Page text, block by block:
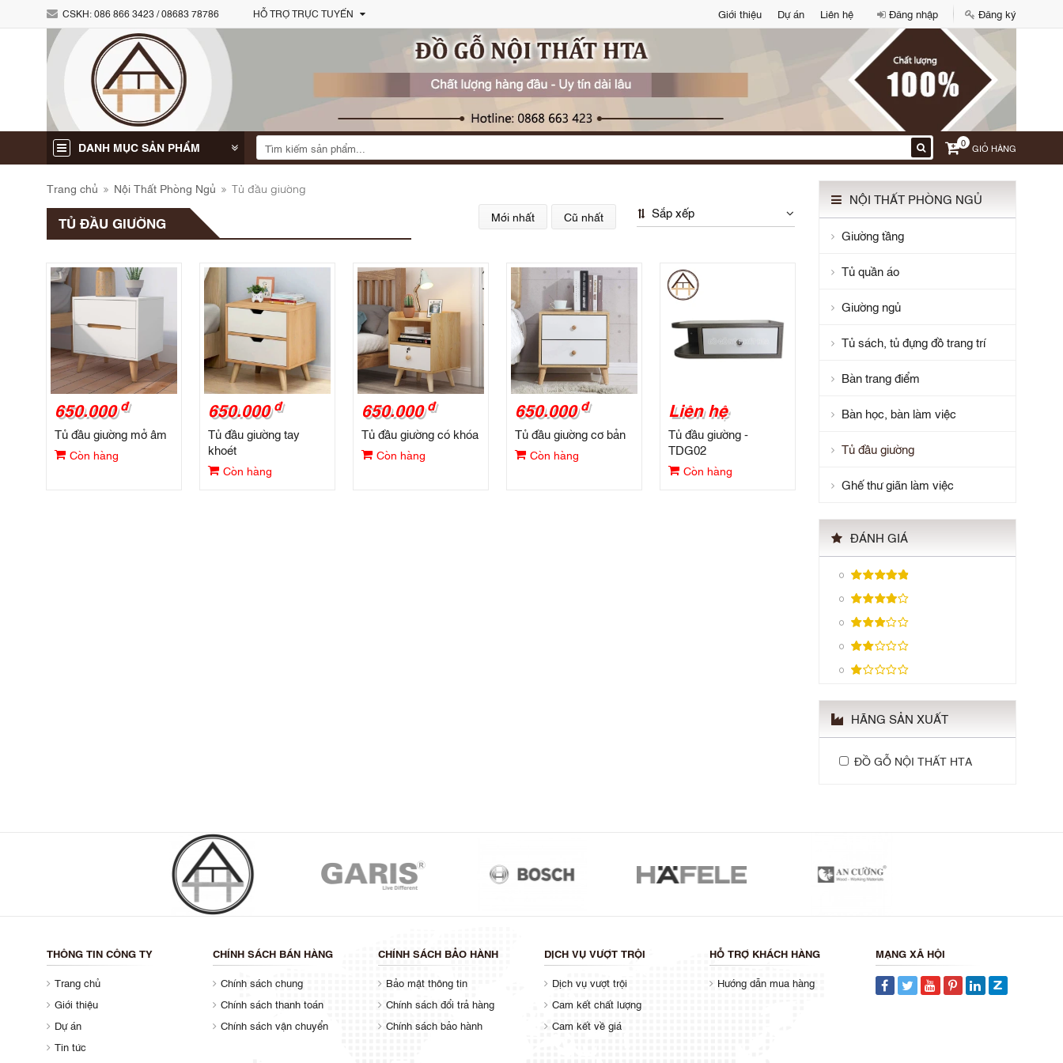
CSKH:086 866 3423 / 08683 78786 HỖ TRỢ TRỰC TUYẾN Giới thiệu Dự án Liên hệ Đăng nhập Đăng ký
DANH MỤC SẢN PHẨM GIỎ HÀNG
0
Trang chủ Nội Thất Phòng Ngủ Tủ đầu giường
TỦ ĐẦU GIƯỜNG Mới nhất Cũ nhất Sắp xếp
650.000 đ
Tủ đầu giường mở âm
Còn hàng
650.000 đ
Tủ đầu giường tay
khoét
Còn hàng
650.000 đ
Tủ đầu giường có khóa
Còn hàng
650.000 đ
Tủ đầu giường cơ bản
Còn hàng
Liên hệ
Tủ đầu giường -
TDG02
Còn hàng
NỘI THẤT PHÒNG NGỦ
Giường tầng
Tủ quần áo
Giường ngủ
Tủ sách, tủ đựng đồ trang trí
Bàn trang điểm
Bàn học, bàn làm việc
Tủ đầu giường
Ghế thư giãn làm việc
ĐÁNH GIÁ
HÃNG SẢN XUẤT
ĐỒ GỖ NỘI THẤT HTA
THÔNG TIN CÔNG TY
Trang chủ
Giới thiệu
Dự án
Tin tức
CHÍNH SÁCH BÁN HÀNG
Chính sách chung
Chính sách thanh toán
Chính sách vận chuyển
CHÍNH SÁCH BẢO HÀNH
Bảo mật thông tin
Chính sách đổi trả hàng
Chính sách bảo hành
DỊCH VỤ VƯỢT TRỘI
Dịch vụ vượt trội
Cam kết chất lượng
Cam kết về giá
HỖ TRỢ KHÁCH HÀNG
Hướng dẫn mua hàng
MẠNG XÃ HỘI